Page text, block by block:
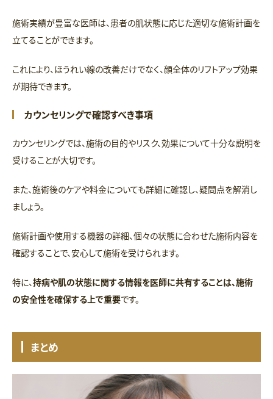
施術実績が豊富な医師は、患者の肌状態に応じた適切な施術計画を
立てることができます。
これにより、ほうれい線の改善だけでなく、顔全体のリフトアップ効果
が期待できます。
カウンセリングで確認すべき事項
カウンセリングでは、施術の目的やリスク、効果について十分な説明を
受けることが大切です。
また、施術後のケアや料金についても詳細に確認し、疑問点を解消し
ましょう。
施術計画や使用する機器の詳細、個々の状態に合わせた施術内容を
確認することで、安心して施術を受けられます。
特に、持病や肌の状態に関する情報を医師に共有することは、施術
の安全性を確保する上で重要です。
まとめ